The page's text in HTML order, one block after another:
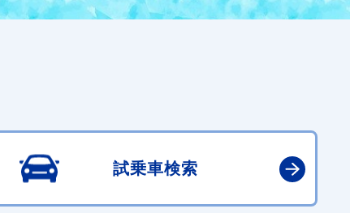
試乗車検索